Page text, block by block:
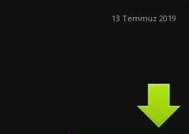
13 Temmuz 2019